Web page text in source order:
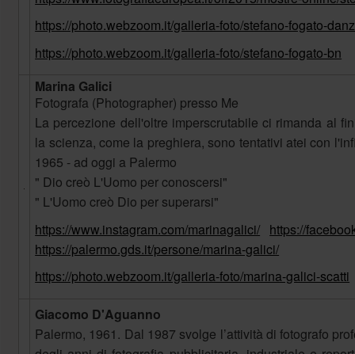
https://photo.webzoom.it/galleria-foto/stefano-fogato-
https://photo.webzoom.it/galleria-foto/stefano-fogato-bn
Marina Galici
Fotografa (Photographer) presso Me
La percezione dell'oltre imperscrutabile ci rimanda al
la scienza, come la preghiera, sono tentativi atei con
1965 - ad oggi a Palermo
" Dio creò L'Uomo per conoscersi"
" L'Uomo creò Dio per superarsi"
https://www.instagram.com/marinagalici/ https://
https://palermo.gds.it/persone/marina-galici/
https://photo.webzoom.it/galleria-foto/marina-galici-scatti
Giacomo D'Aguanno
Palermo, 1961. Dal 1987 svolge l’attività di fotografo